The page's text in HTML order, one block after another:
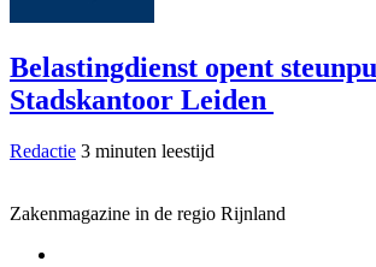
Belastingdienst opent
Stadskantoor Leiden
Redactie 3 minuten leestijd
Zakenmagazine in de regio Rijnland